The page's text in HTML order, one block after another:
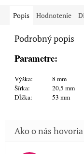
Popis Hodnotenie
Podrobný popis
Parametre:
Výška:
8 mm
Šírka:
20,5 mm
Dĺžka:
53 mm